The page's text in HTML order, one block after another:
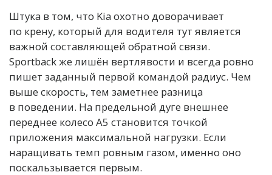
Штука в том, что Kia охотно доворачивает
по крену, который для водителя тут является
важной составляющей обратной связи.
Sportback же лишён вертлявости и всегда ровно
пишет заданный первой командой радиус. Чем
выше скорость, тем заметнее разница
в поведении. На предельной дуге внешнее
переднее колесо A5 становится точкой
приложения максимальной нагрузки. Если
наращивать темп ровным газом, именно оно
поскальзывается первым.